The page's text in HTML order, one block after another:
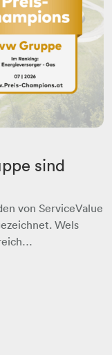
sind
von ServiceValue
Wels